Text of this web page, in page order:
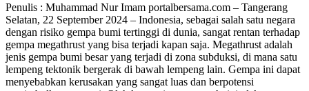
Penulis : Muhammad Nur Imam portalbersama.com – Tangerang
Selatan, 22 September 2024 – Indonesia, sebagai salah satu negara
dengan risiko gempa bumi tertinggi di dunia, sangat rentan terhadap
gempa megathrust yang bisa terjadi kapan saja. Megathrust adalah
jenis gempa bumi besar yang terjadi di zona subduksi, di mana satu
lempeng tektonik bergerak di bawah lempeng lain. Gempa ini dapat
menyebabkan kerusakan yang sangat luas dan berpotensi